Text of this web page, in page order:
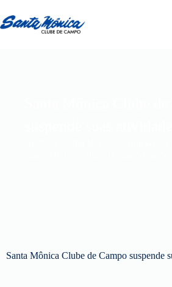
Santa Mônica Clube de Campo suspende